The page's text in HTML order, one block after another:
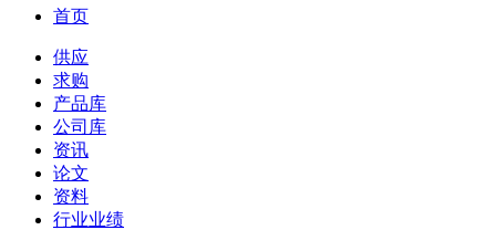
首页
供应
求购
产品库
公司库
资讯
论文
资料
行业业绩